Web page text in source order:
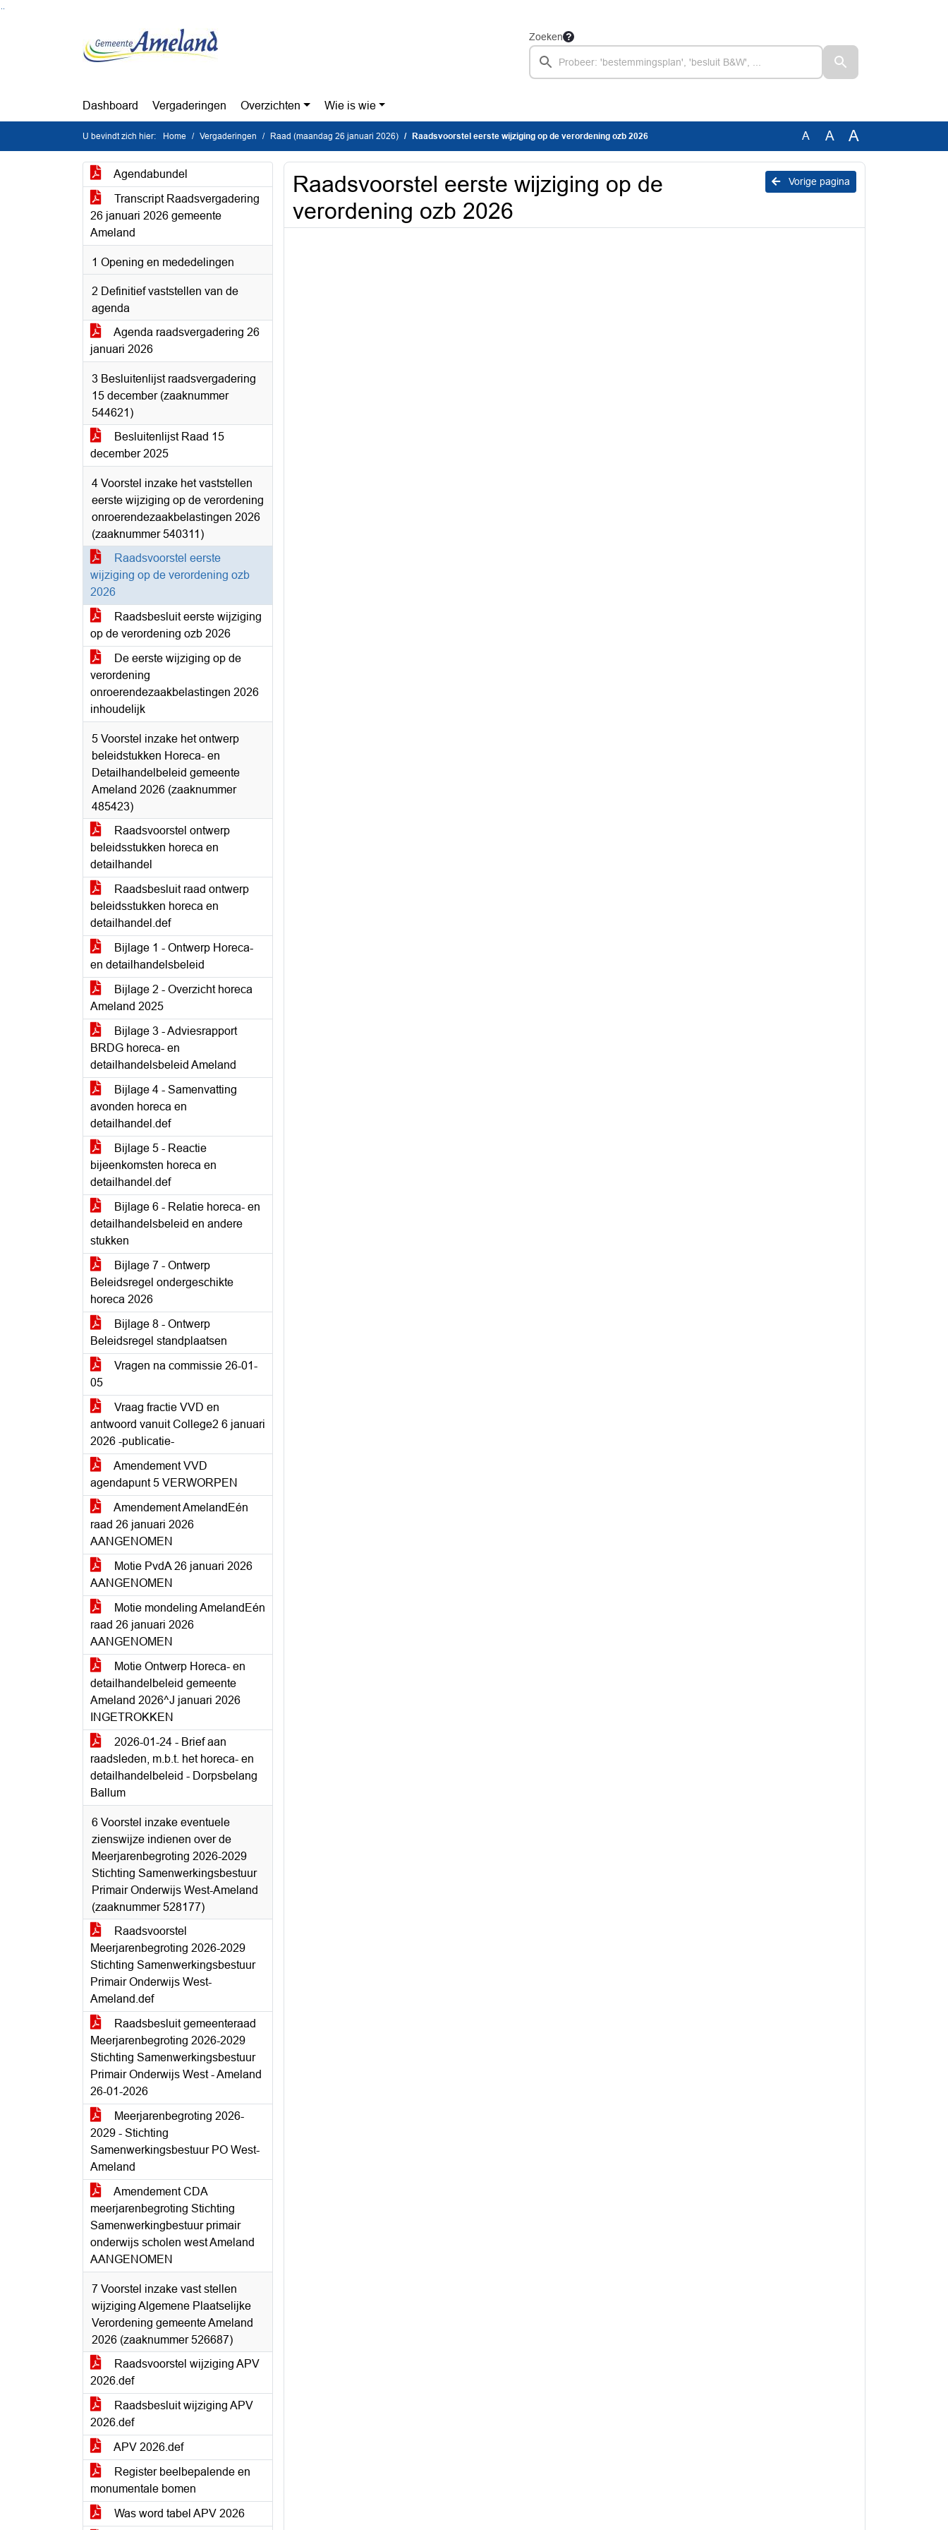
Zoeken
Dashboard Vergaderingen Overzichten Wie is wie
U bevindt zich hier: Home Vergaderingen Raad (maandag 26 januari 2026) Raadsvoorstel eerste wijziging op de verordening ozb 2026 A A A
Agendabundel
Transcript Raadsvergadering
26 januari 2026 gemeente
Ameland
1 Opening en mededelingen
2 Definitief vaststellen van de
agenda
Agenda raadsvergadering 26
januari 2026
3 Besluitenlijst raadsvergadering
15 december (zaaknummer
544621)
Besluitenlijst Raad 15
december 2025
4 Voorstel inzake het vaststellen
eerste wijziging op de verordening
onroerendezaakbelastingen 2026
(zaaknummer 540311)
Raadsvoorstel eerste
wijziging op de verordening ozb
2026
Raadsbesluit eerste wijziging
op de verordening ozb 2026
De eerste wijziging op de
verordening
onroerendezaakbelastingen 2026
inhoudelijk
5 Voorstel inzake het ontwerp
beleidstukken Horeca- en
Detailhandelbeleid gemeente
Ameland 2026 (zaaknummer
485423)
Raadsvoorstel ontwerp
beleidsstukken horeca en
detailhandel
Raadsbesluit raad ontwerp
beleidsstukken horeca en
detailhandel.def
Bijlage 1 - Ontwerp Horeca-
en detailhandelsbeleid
Bijlage 2 - Overzicht horeca
Ameland 2025
Bijlage 3 - Adviesrapport
BRDG horeca- en
detailhandelsbeleid Ameland
Bijlage 4 - Samenvatting
avonden horeca en
detailhandel.def
Bijlage 5 - Reactie
bijeenkomsten horeca en
detailhandel.def
Bijlage 6 - Relatie horeca- en
detailhandelsbeleid en andere
stukken
Bijlage 7 - Ontwerp
Beleidsregel ondergeschikte
horeca 2026
Bijlage 8 - Ontwerp
Beleidsregel standplaatsen
Vragen na commissie 26-01-
05
Vraag fractie VVD en
antwoord vanuit College2 6 januari
2026 -publicatie-
Amendement VVD
agendapunt 5 VERWORPEN
Amendement AmelandEén
raad 26 januari 2026
AANGENOMEN
Motie PvdA 26 januari 2026
AANGENOMEN
Motie mondeling AmelandEén
raad 26 januari 2026
AANGENOMEN
Motie Ontwerp Horeca- en
detailhandelbeleid gemeente
Ameland 2026^J januari 2026
INGETROKKEN
2026-01-24 - Brief aan
raadsleden, m.b.t. het horeca- en
detailhandelbeleid - Dorpsbelang
Ballum
6 Voorstel inzake eventuele
zienswijze indienen over de
Meerjarenbegroting 2026-2029
Stichting Samenwerkingsbestuur
Primair Onderwijs West-Ameland
(zaaknummer 528177)
Raadsvoorstel
Meerjarenbegroting 2026-2029
Stichting Samenwerkingsbestuur
Primair Onderwijs West-
Ameland.def
Raadsbesluit gemeenteraad
Meerjarenbegroting 2026-2029
Stichting Samenwerkingsbestuur
Primair Onderwijs West - Ameland
26-01-2026
Meerjarenbegroting 2026-
2029 - Stichting
Samenwerkingsbestuur PO West-
Ameland
Amendement CDA
meerjarenbegroting Stichting
Samenwerkingbestuur primair
onderwijs scholen west Ameland
AANGENOMEN
7 Voorstel inzake vast stellen
wijziging Algemene Plaatselijke
Verordening gemeente Ameland
2026 (zaaknummer 526687)
Raadsvoorstel wijziging APV
2026.def
Raadsbesluit wijziging APV
2026.def
APV 2026.def
Register beelbepalende en
monumentale bomen
Was word tabel APV 2026
Vorige pagina
Raadsvoorstel eerste wijziging op de
verordening ozb 2026